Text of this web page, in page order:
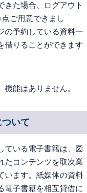
きた場合、ログアウト
ご用意できまし
の予約している資料一
借りることができます
能はありません。
いて
ている電子書籍は、図
たコンテンツを取次業
います。紙媒体の資料
電子書籍を相互貸借に